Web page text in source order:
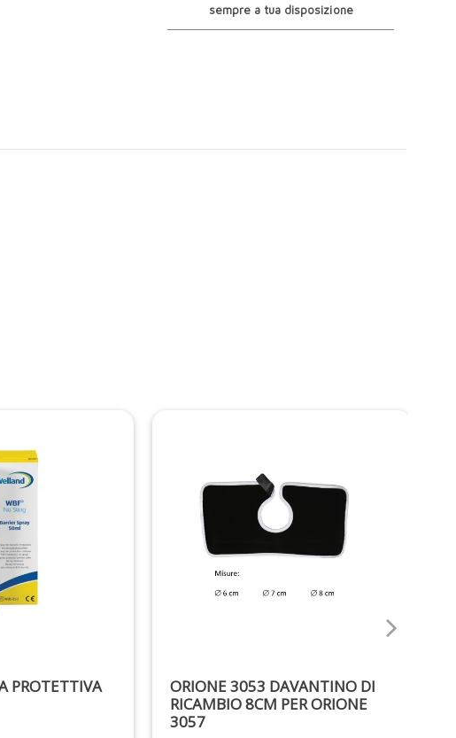
sempre a tua disposizione
PROTETTIVA
ORIONE 3053 DAVANTINO DI
RICAMBIO 8CM PER ORIONE
3057